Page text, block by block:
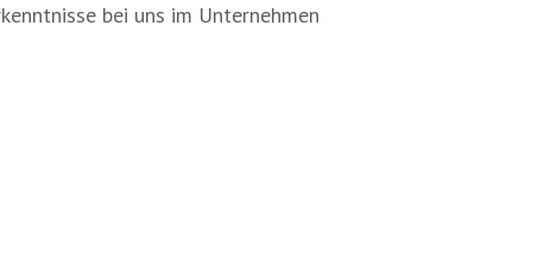
bei uns im Unternehmen